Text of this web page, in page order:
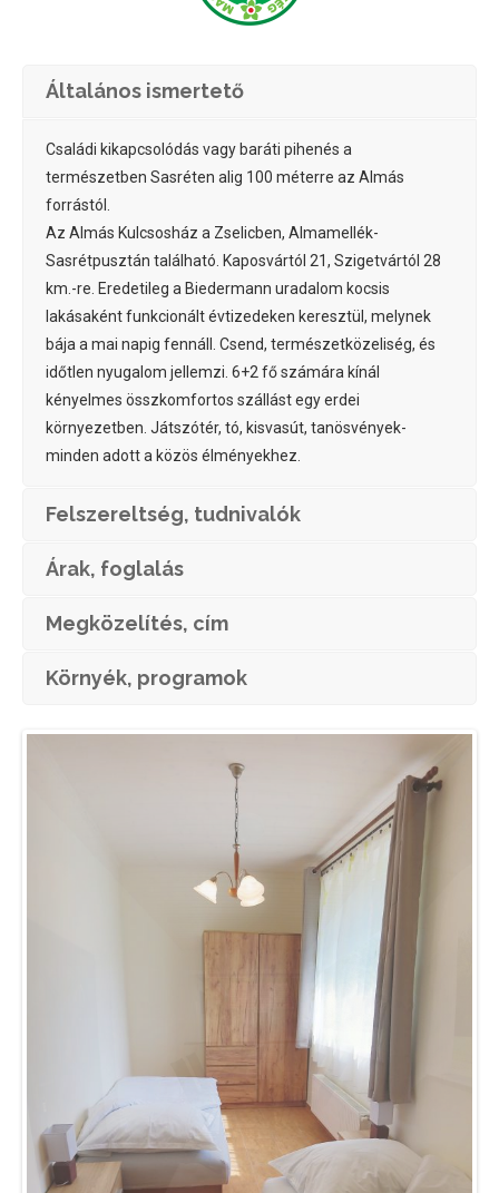
Általános ismertető
Családi kikapcsolódás vagy baráti pihenés a
természetben Sasréten alig 100 méterre az Almás
forrástól.
Az Almás Kulcsosház a Zselicben, Almamellék-
Sasrétpusztán található. Kaposvártól 21, Szigetvártól 28
km.-re. Eredetileg a Biedermann uradalom kocsis
lakásaként funkcionált évtizedeken keresztül, melynek
bája a mai napig fennáll. Csend, természetközeliség, és
időtlen nyugalom jellemzi. 6+2 fő számára kínál
kényelmes összkomfortos szállást egy erdei
környezetben. Játszótér, tó, kisvasút, tanösvények-
minden adott a közös élményekhez.
Felszereltség, tudnivalók
Árak, foglalás
Megközelítés, cím
Környék, programok